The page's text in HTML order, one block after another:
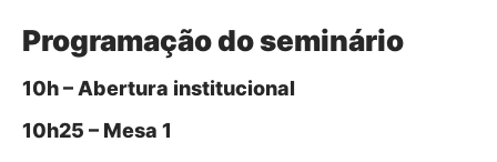
Programação do seminário
10h – Abertura institucional
10h25 – Mesa 1